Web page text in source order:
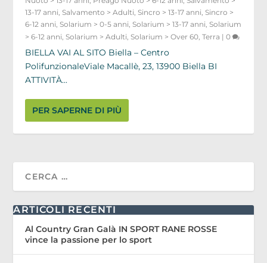
13-17 anni,Salvamento > Adulti,Sincro > 13-17 anni,Sincro >
6-12 anni,Solarium > 0-5 anni,Solarium > 13-17 anni,Solarium
> 6-12 anni,Solarium > Adulti,Solarium > Over 60,Terra |0
BIELLA VAI AL SITO Biella – Centro
PolifunzionaleViale Macallè, 23, 13900 Biella BI
ATTIVITÀ...
PER SAPERNE DI PIÙ
ARTICOLI RECENTI
Al Country Gran Galà IN SPORT RANE ROSSE
vince la passione per lo sport